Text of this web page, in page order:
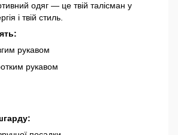
одяг — це твій талісман у
і твій стиль.
рукавом
рукавом